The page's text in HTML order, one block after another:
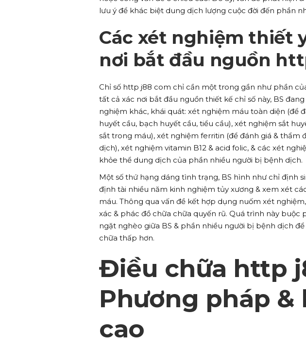
lưu ý để khác biệt dung dịch lượng cuộc đời đến phần
Các xét nghiệm thiết
nơi bắt đầu nguồn
Chỉ số http j88 com chỉ cần một trong gần như phần
tất cả xác nơi bắt đầu nguồn thiết kế chỉ số này, BS
nghiệm khác, khái quát: xét nghiệm máu toàn diện (để
huyết cầu, bạch huyết cầu, tiểu cầu), xét nghiệm sắt
sắt trong máu), xét nghiệm ferritin (để đánh giá &
dịch), xét nghiệm vitamin B12 & acid folic, & các xét
khỏe thể dung dịch của phần nhiều người bị bệnh dịch.
Một số thứ hạng dáng tình trạng, BS hình như chỉ định
định tài nhiều năm kinh nghiệm tủy xương & xem xét
máu. Thông qua vấn đề kết hợp dụng nuốm xét
xác & phác đồ chữa chữa quyến rũ. Quá trình này buộc
ngặt nghèo giữa BS & phần nhiều người bị bệnh dịch
chữa thấp hơn.
Điều chữa http
Phương pháp &
cao